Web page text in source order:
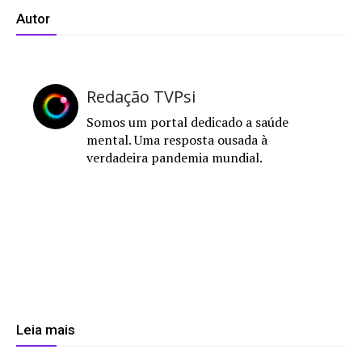
Autor
Redação TVPsi
Somos um portal dedicado a saúde
mental. Uma resposta ousada à
verdadeira pandemia mundial.
Leia mais